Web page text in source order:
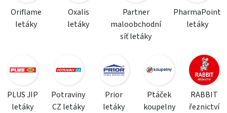
Oriflame
letáky
Oxalis
letáky
Partner
maloobchodní
síť letáky
PharmaPoint
letáky
PLUS JIP
letáky
Potraviny
CZ letáky
Prior
letáky
Ptáček
koupelny
RABBIT
řeznictví